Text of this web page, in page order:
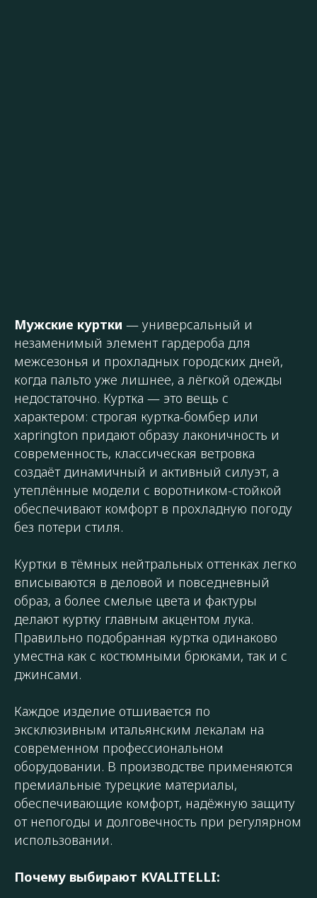
Мужские куртки — универсальный и
незаменимый элемент гардероба для
межсезонья и прохладных городских дней,
когда пальто уже лишнее, а лёгкой одежды
недостаточно. Куртка — это вещь с
характером: строгая куртка-бомбер или
харrington придают образу лаконичность и
современность, классическая ветровка
создаёт динамичный и активный силуэт, а
утеплённые модели с воротником-стойкой
обеспечивают комфорт в прохладную погоду
без потери стиля.
Куртки в тёмных нейтральных оттенках легко
вписываются в деловой и повседневный
образ, а более смелые цвета и фактуры
делают куртку главным акцентом лука.
Правильно подобранная куртка одинаково
уместна как с костюмными брюками, так и с
джинсами.
Каждое изделие отшивается по
эксклюзивным итальянским лекалам на
современном профессиональном
оборудовании. В производстве применяются
премиальные турецкие материалы,
обеспечивающие комфорт, надёжную защиту
от непогоды и долговечность при регулярном
использовании.
Почему выбирают KVALITELLI: